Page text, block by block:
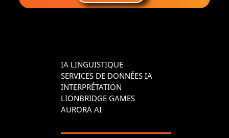
IA LINGUISTIQUE
SERVICES DE DONNÉES IA
INTERPRÉTATION
LIONBRIDGE GAMES
AURORA AI